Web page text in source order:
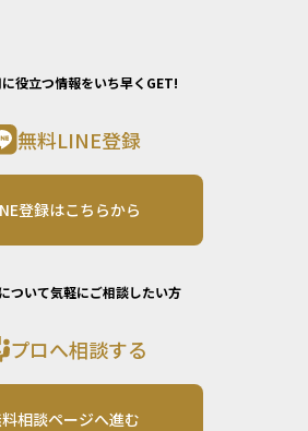
役立つ情報をいち早くGET!
無料LINE登録
登録はこちらから
ついて気軽にご相談したい方
プロへ相談する
相談ページへ進む